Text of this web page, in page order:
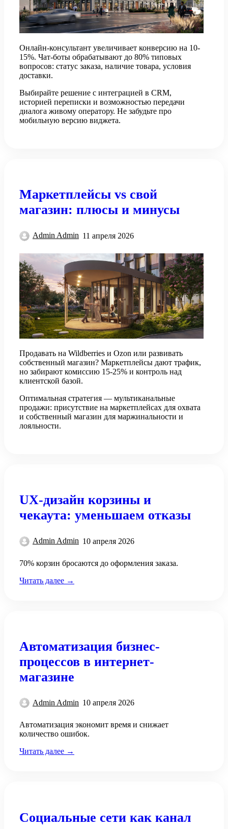
Онлайн-консультант увеличивает конверсию на 10-
15%. Чат-боты обрабатывают до 80% типовых
вопросов: статус заказа, наличие товара, условия
доставки.
Выбирайте решение с интеграцией в CRM,
историей переписки и возможностью передачи
диалога живому оператору. Не забудьте про
мобильную версию виджета.
Маркетплейсы vs свой
магазин: плюсы и минусы
Admin Admin 11 апреля 2026
Продавать на Wildberries и Ozon или развивать
собственный магазин? Маркетплейсы дают трафик,
но забирают комиссию 15-25% и контроль над
клиентской базой.
Оптимальная стратегия — мультиканальные
продажи: присутствие на маркетплейсах для охвата
и собственный магазин для маржинальности и
лояльности.
UX-дизайн корзины и
чекаута: уменьшаем отказы
Admin Admin 10 апреля 2026
70% корзин бросаются до оформления заказа.
Читать далее →
Автоматизация бизнес-
процессов в интернет-
магазине
Admin Admin 10 апреля 2026
Автоматизация экономит время и снижает
количество ошибок.
Читать далее →
Социальные сети как канал